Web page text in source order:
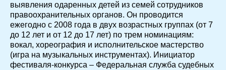
выявления одаренных детей из семей сотрудников
правоохранительных органов. Он проводится
ежегодно с 2008 года в двух возрастных группах (от 7
до 12 лет и от 12 до 17 лет) по трем номинациям:
вокал, хореография и исполнительское мастерство
(игра на музыкальных инструментах). Инициатор
фестиваля-конкурса – Федеральная служба судебных